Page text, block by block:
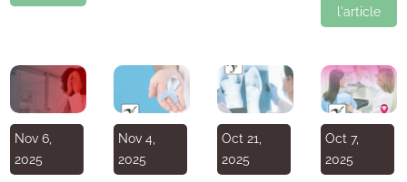
l'article
Nov 6,
2025
Nov 4,
2025
Oct 21,
2025
Oct 7,
2025